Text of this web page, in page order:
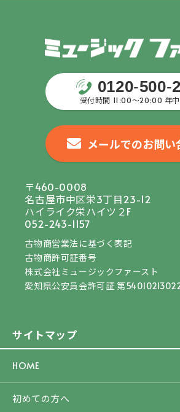
サイトマップ
HOME
初めての方へ
0120-500-
受付時間 11:00〜20:00 年
メールでのお問い
〒460-0008
名古屋市中区栄3丁目23-12
ハイライク栄ハイツ２F
052-243-1157
古物商営業法に基づく表記
古物商許可証番号
株式会社ミュージックファースト
愛知県公安員会許可証 第